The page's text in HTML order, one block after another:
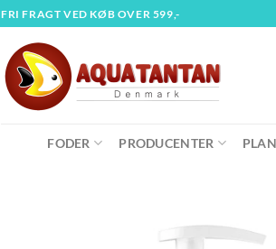
FRI FRAGT VED KØB OVER 599,-
FODER PRODUCENTER